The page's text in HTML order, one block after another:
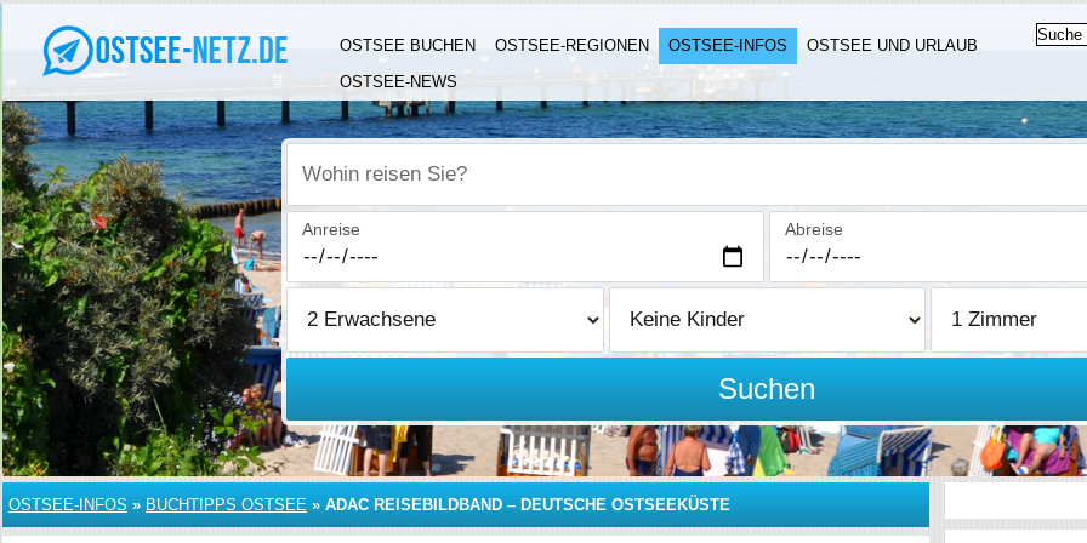
OSTSEE BUCHEN OSTSEE-REGIONEN OSTSEE-INFOS
OSTSEE UND URLAUB
OSTSEE-NEWS
Wohin reisen Sie?
Anreise Abreise
Suchen
OSTSEE-INFOS » BUCHTIPPS OSTSEE » ADAC REISEBILDBAND – DEUTSCHE OSTSEEKÜSTE